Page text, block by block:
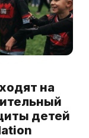
на
детей